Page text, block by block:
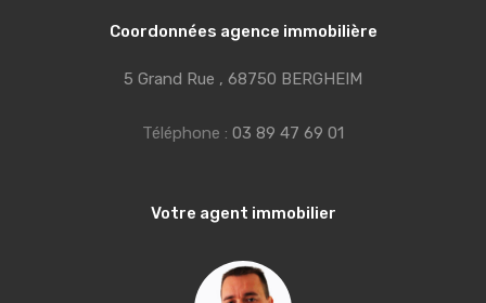
Coordonnées agence immobilière
5 Grand Rue , 68750 BERGHEIM
Téléphone : 03 89 47 69 01
Votre agent immobilier